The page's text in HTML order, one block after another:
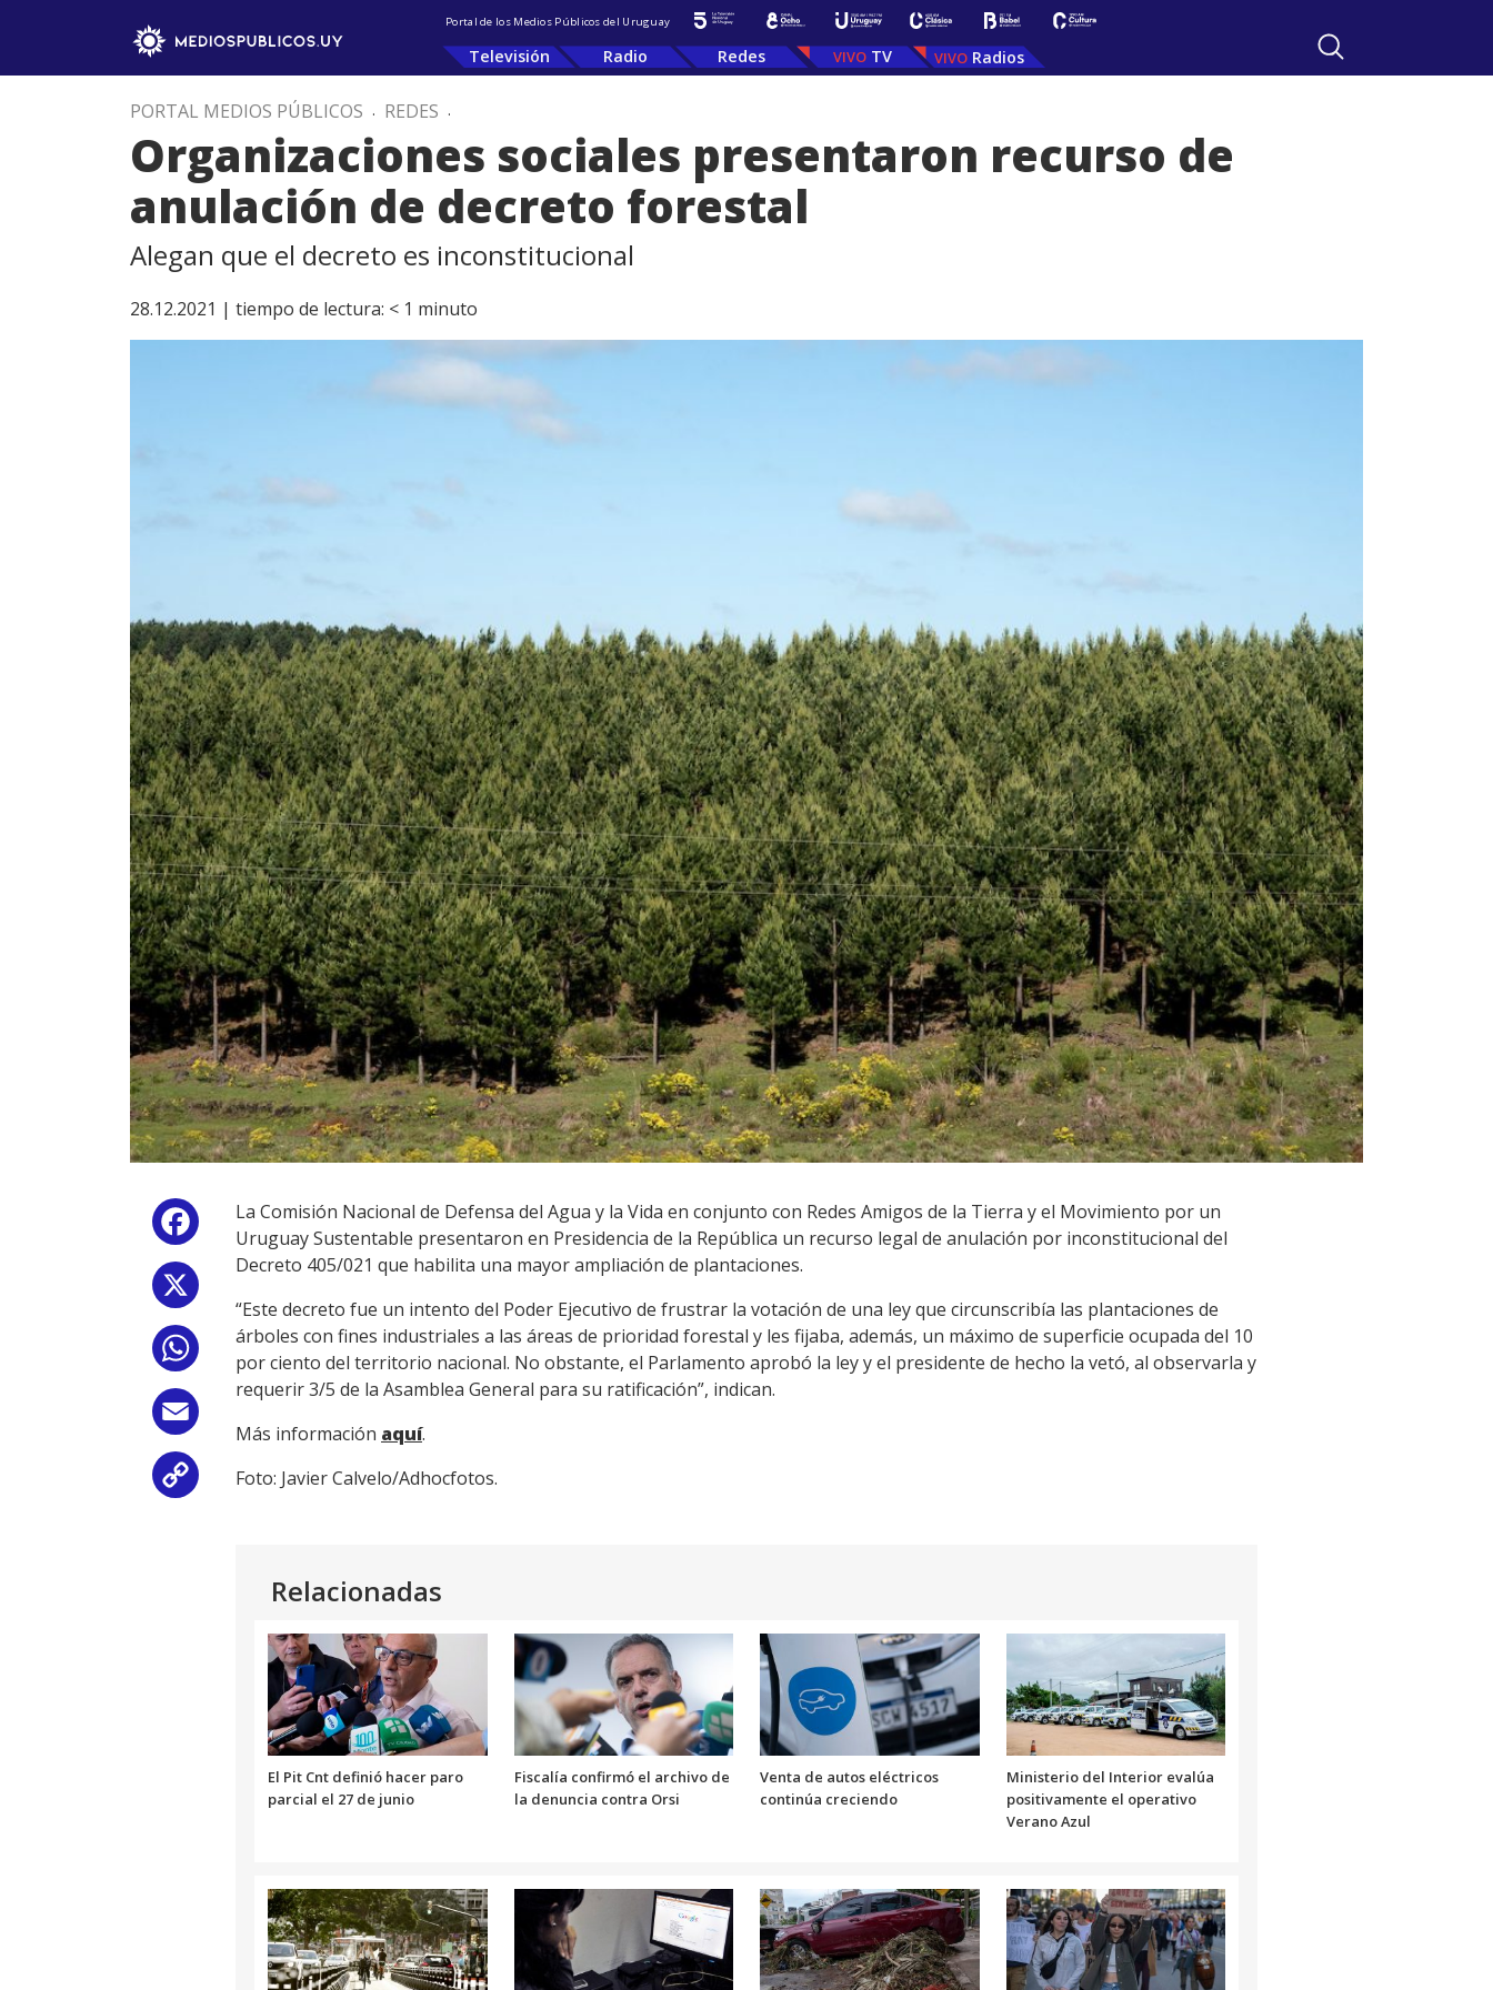
Portal de los Medios Públicos del Uruguay
Televisión Radio Redes TV Radios
PORTAL MEDIOS PÚBLICOS . REDES .
Organizaciones sociales presentaron recurso de
anulación de decreto forestal
Alegan que el decreto es inconstitucional
28.12.2021 | tiempo de lectura: < 1 minuto
Facebook
WhatsApp
Copy
La Comisión Nacional de Defensa del Agua y la Vida en conjunto con Redes Amigos de la Tierra y el Movimiento por un
Uruguay Sustentable presentaron en Presidencia de la República un recurso legal de anulación por inconstitucional del
Decreto 405/021 que habilita una mayor ampliación de plantaciones.
“Este decreto fue un intento del Poder Ejecutivo de frustrar la votación de una ley que circunscribía las plantaciones de
árboles con fines industriales a las áreas de prioridad forestal y les fijaba, además, un máximo de superficie ocupada del 10
por ciento del territorio nacional. No obstante, el Parlamento aprobó la ley y el presidente de hecho la vetó, al observarla y
requerir 3/5 de la Asamblea General para su ratificación”, indican.
Más información aquí.
Foto: Javier Calvelo/Adhocfotos.
Relacionadas
El Pit Cnt definió hacer paro
parcial el 27 de junio
Fiscalía confirmó el archivo de
la denuncia contra Orsi
Venta de autos eléctricos
continúa creciendo
Ministerio del Interior evalúa
positivamente el operativo
Verano Azul